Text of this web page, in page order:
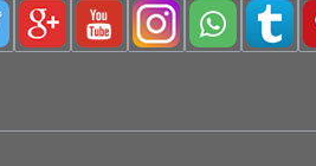
Google-PlusYoutubeInstagramWhatsApp